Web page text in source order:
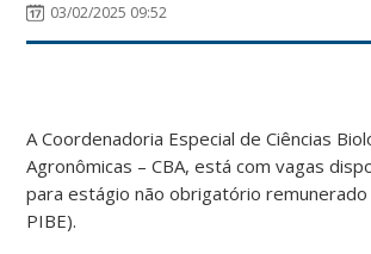
03/02/2025 09:52
A Coordenadoria Especial de Ciências
Agronômicas – CBA, está com vagas
para estágio não obrigatório remunerado
PIBE).